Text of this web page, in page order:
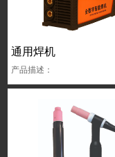
通用焊机
产品描述：